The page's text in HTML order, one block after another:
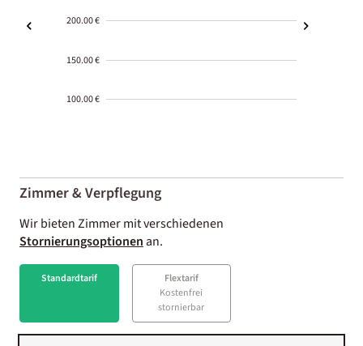
200.00 €
150.00 €
100.00 €
01-02
Zimmer & Verpflegung
Wir bieten Zimmer mit verschiedenen
Stornierungsoptionenan.
Standardtarif
Flextarif
Kostenfrei
stornierbar